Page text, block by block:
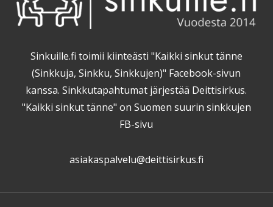
Sinkuille.fi toimii kiinteästi "Kaikki sinkut tänne
(Sinkkuja, Sinkku, Sinkkujen)" Facebook-sivun
kanssa. Sinkkutapahtumat järjestää Deittisirkus.
"Kaikki sinkut tänne" on Suomen suurin sinkkujen
FB-sivu
asiakaspalvelu@deittisirkus.fi